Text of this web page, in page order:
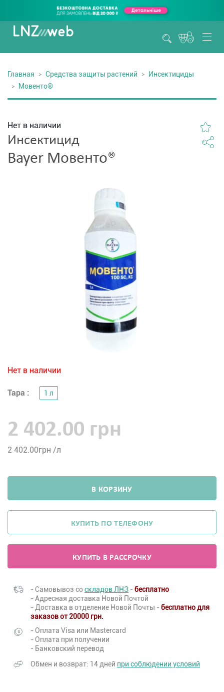
Главная Средства защиты растений
Инсектициды
Мовенто®
Нет в наличии
Инсектицид
Bayer Мовенто®
Нет в наличии
Тара : 1 л
2 402.00 грн
2 402.00грн /л
В КОРЗИНУ
КУПИТЬ ПО ТЕЛЕФОНУ
КУПИТЬ В РАССРОЧКУ
- Самовывоз соскладов ЛНЗ - бесплатно
- Адресная доставка Новой Почтой
- Доставка в отделение Новой Почты - бесплатно для
заказов от 20000 грн.
- Оплата Visa или Mastercard
- Оплата при получении
- Банковский перевод
Обмен и возврат: 14 дней при соблюдении условий